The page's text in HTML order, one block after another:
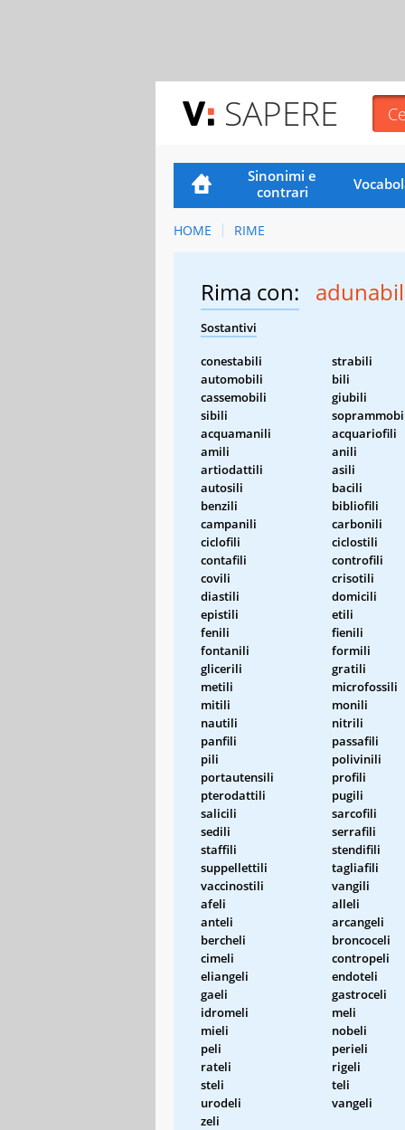
SAPERE
Sinonimi e
contrari
HOME RIME
Rima con:
Sostantivi
conestabili strabili
automobili
bili
cassemobili
giubili
sibili
acquamanili
acquariofili
amili
anili
artiodattili
asili
autosili
bacili
benzili
bibliofili
campanili
carbonili
ciclofili
ciclostili
contafili
controfili
covili
crisotili
diastili
domicili
epistili
etili
fenili
fienili
fontanili
formili
glicerili
gratili
metili
microfossili
mitili
monili
nautili
nitrili
panfili
passafili
pili
polivinili
portautensili
profili
pterodattili
pugili
salicili
sarcofili
sedili
serrafili
staffili
stendifili
suppellettili
tagliafili
vaccinostili
vangili
afeli
alleli
anteli
arcangeli
bercheli
broncoceli
cimeli
contropeli
eliangeli
endoteli
gaeli
gastroceli
idromeli
meli
mieli
nobeli
peli
perieli
rateli
rigeli
steli
teli
urodeli
vangeli
zeli